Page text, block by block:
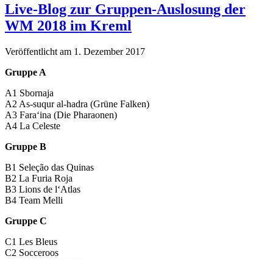
Live-Blog zur Gruppen-Auslosung der
WM 2018 im Kreml
Veröffentlicht am 1. Dezember 2017
Gruppe A
A1 Sbornaja
A2 As-suqur al-hadra (Grüne Falken)
A3 Fara‘ina (Die Pharaonen)
A4 La Celeste
Gruppe B
B1 Seleção das Quinas
B2 La Furia Roja
B3 Lions de l‘Atlas
B4 Team Melli
Gruppe C
C1 Les Bleus
C2 Socceroos